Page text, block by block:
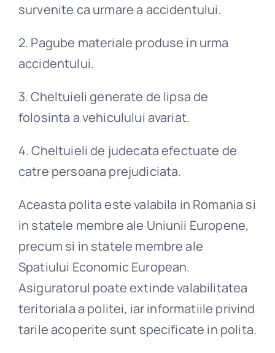
survenite ca urmare a accidentului.
2. Pagube materiale produse in urma
accidentului.
3. Cheltuieli generate de lipsa de
folosinta a vehiculului avariat.
4. Cheltuieli de judecata efectuate de
catre persoana prejudiciata.
Aceasta polita este valabila in Romania si
in statele membre ale Uniunii Europene,
precum si in statele membre ale
Spatiului Economic European.
Asiguratorul poate extinde valabilitatea
teritoriala a politei, iar informatiile privind
tarile acoperite sunt specificate in polita.